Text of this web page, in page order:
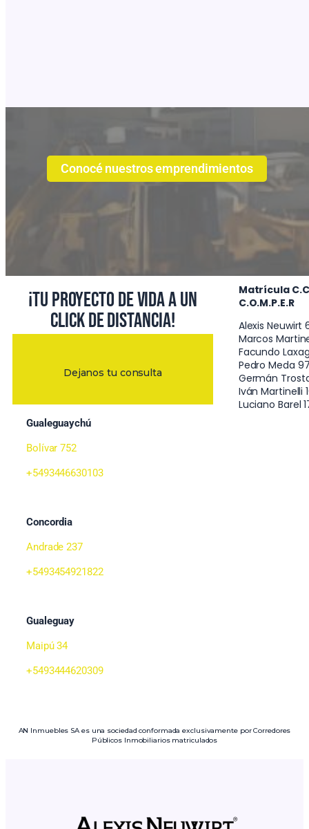
Conocé nuestros emprendimientos
¡Tu proyecto de vida a un
click de distancia!
Dejanos tu consulta
Gualeguaychú
Bolívar 752
+5493446630103
Concordia
Andrade 237
+5493454921822
Gualeguay
Maipú 34
+5493444620309
Matrícula
C.O.M.P.E.R
Alexis Neuwirt
Marcos
Facundo
Pedro Meda
Germán
Iván Martinelli
Luciano Barel
AN Inmuebles SA es una sociedad conformada exclusivamente por Corredores
Públicos Inmobiliarios matriculados